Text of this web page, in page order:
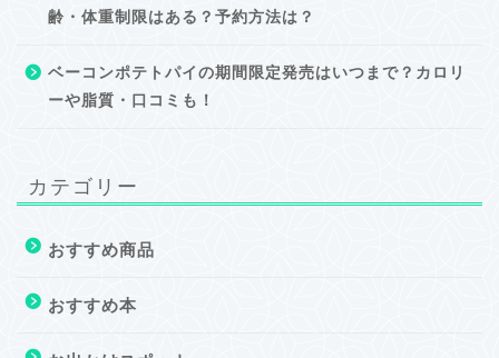
齢・体重制限はある？予約方法は？
ベーコンポテトパイの期間限定発売はいつまで？カロリ
ーや脂質・口コミも！
カテゴリー
おすすめ商品
おすすめ本